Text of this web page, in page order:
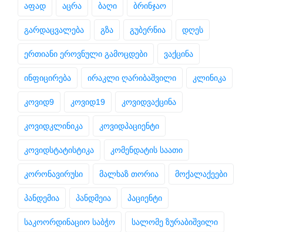
აფად აცრა ბაღი ბრინჯაო
გარდაცვალება გზა გუბერნია დღეს
ერთიანი ეროვნული გამოცდები ვაქცინა
ინფიცირება ირაკლი ღარიბაშვილი კლინიკა
კოვიდ9 კოვიდ19 კოვიდვაქცინა
კოვიდკლინიკა კოვიდპაციენტი
კოვიდსტატისტიკა კომენდატის საათი
კორონავირუსი მალხაზ თორია მოქალაქეები
პანდემია პანდმეია პაციენტი
საკოორდინაციო საბჭო სალომე ზურაბიშვილი